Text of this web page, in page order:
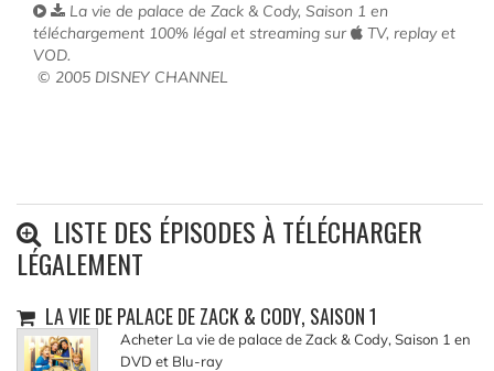
La vie de palace de Zack & Cody, Saison 1 en
téléchargement 100% légal et streaming sur
TV, replay et
VOD.
© 2005 DISNEY CHANNEL
LISTE DES ÉPISODES À TÉLÉCHARGER
LÉGALEMENT
LA VIE DE PALACE DE ZACK & CODY, SAISON 1
Acheter La vie de palace de Zack & Cody, Saison 1 en
DVD et Blu-ray